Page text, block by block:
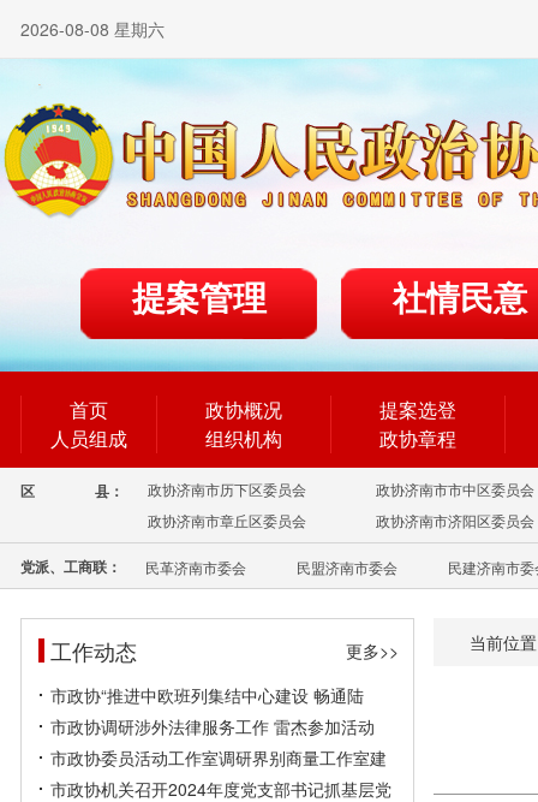
2026-08-08 星期六
提案管理 社情民意
首页
人员组成
政协概况
组织机构
提案选登
政协章程
区 县： 政协济南市历下区委员会
政协济南市市中区委员会
政协济南市章丘区委员会
政协济南市济阳区委员会
党派、工商联： 民革济南市委会 民盟济南市委会 民建济南市委
工作动态
更多>>
市政协“推进中欧班列集结中心建设 畅通陆
市政协调研涉外法律服务工作 雷杰参加活动
市政协委员活动工作室调研界别商量工作室建
市政协机关召开2024年度党支部书记抓基层党
当前位